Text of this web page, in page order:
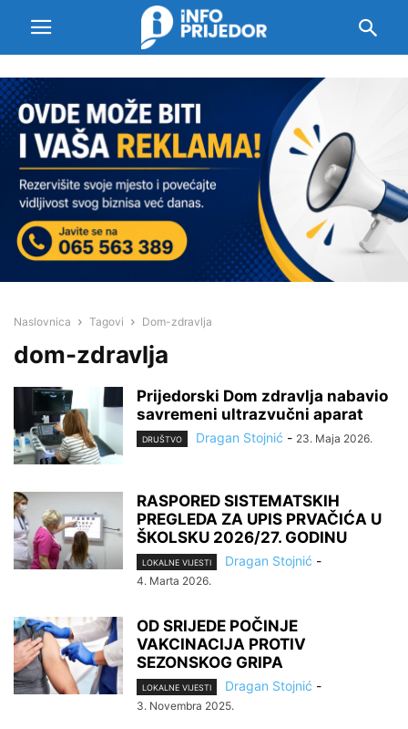
Naslovnica Tagovi Dom-zdravlja
dom-zdravlja
Prijedorski Dom zdravlja nabavio
savremeni ultrazvučni aparat
DRUŠTVO Dragan Stojnić - 23. Maja 2026.
RASPORED SISTEMATSKIH
PREGLEDA ZA UPIS PRVAČIĆA U
ŠKOLSKU 2026/27. GODINU
LOKALNE VIJESTI Dragan Stojnić -
4. Marta 2026.
OD SRIJEDE POČINJE
VAKCINACIJA PROTIV
SEZONSKOG GRIPA
LOKALNE VIJESTI Dragan Stojnić -
3. Novembra 2025.